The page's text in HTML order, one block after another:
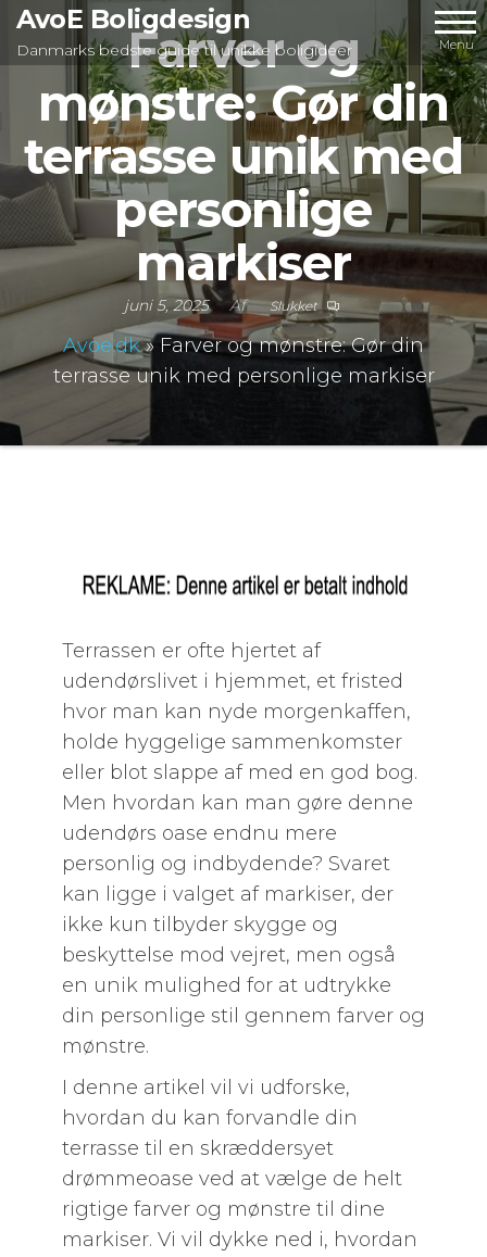
Videre
AvoE Boligdesign
Danmarks bedste guide til unikke boligideer Menu
Farver og
mønstre: Gør din
terrasse unik med
personlige
markiser
juni 5, 2025 Af Slukket
Avoe.dk» Farver og mønstre: Gør din
terrasse unik med personlige markiser
Terrassen er ofte hjertet af
udendørslivet i hjemmet, et fristed
hvor man kan nyde morgenkaffen,
holde hyggelige sammenkomster
eller blot slappe af med en god bog.
Men hvordan kan man gøre denne
udendørs oase endnu mere
personlig og indbydende? Svaret
kan ligge i valget af markiser, der
ikke kun tilbyder skygge og
beskyttelse mod vejret, men også
en unik mulighed for at udtrykke
din personlige stil gennem farver og
mønstre.
I denne artikel vil vi udforske,
hvordan du kan forvandle din
terrasse til en skræddersyet
drømmeoase ved at vælge de helt
rigtige farver og mønstre til dine
markiser. Vi vil dykke ned i, hvordan